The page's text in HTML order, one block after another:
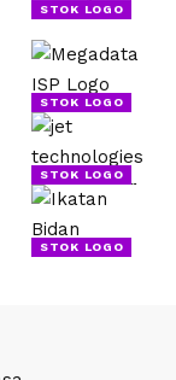
STOK LOGO
STOK LOGO
STOK LOGO
STOK LOGO